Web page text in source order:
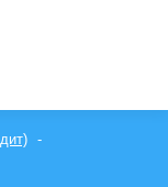
Ц Ч Ш Щ Э Ю Я